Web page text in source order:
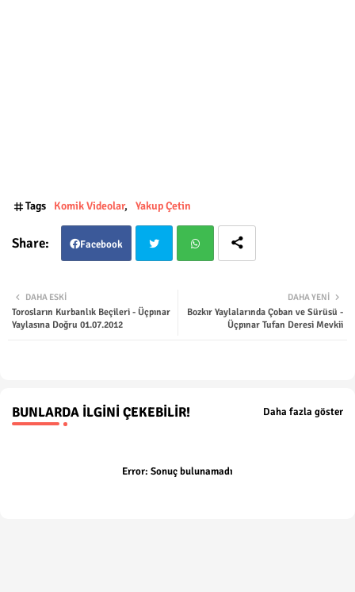
Tags Komik Videolar Yakup Çetin
Facebook
ter tsap
DAHA YENI
Bozkır Yaylalarında Çoban ve Sürüsü -
Üçpınar Tufan Deresi Mevkii
DAHA ESKI
Torosların Kurbanlık Beçileri - Üçpınar
Yaylasına Doğru 01.07.2012
BUNLARDA İLGINI ÇEKEBILIR! Daha fazla göster
Error: Sonuç bulunamadı